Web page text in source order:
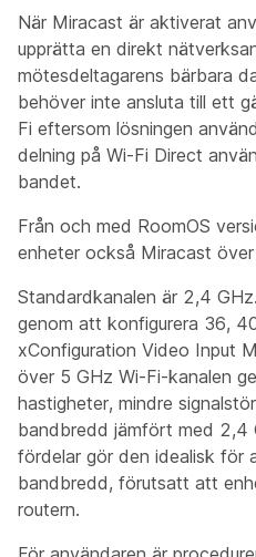
När Miracast är aktiverat
upprätta en direkt
mötesdeltagarens bärbara
behöver inte ansluta till ett
Fi eftersom lösningen
delning på Wi-Fi Direct
bandet.
Från och med RoomOS
enheter också Miracast
Standardkanalen är 2,4
genom att konfigurera 36,
xConfiguration Video Input
över 5 GHz Wi-Fi-kanalen
hastigheter, mindre
bandbredd jämfört med 2,4
fördelar gör den idealisk för
bandbredd, förutsatt att
routern.